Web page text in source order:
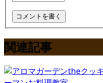
関連記事